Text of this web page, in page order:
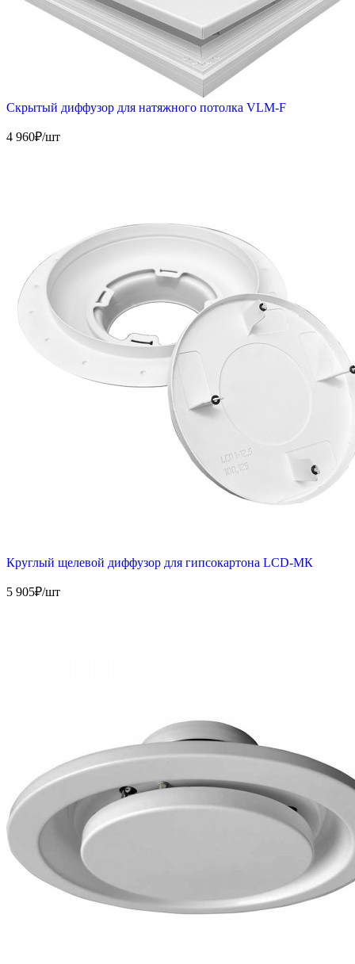
Скрытый диффузор для натяжного потолка VLM-F
4 960₽/шт
Круглый щелевой диффузор для гипсокартона LCD-МК
5 905₽/шт